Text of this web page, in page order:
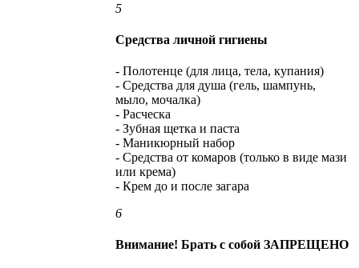
5
Средства личной гигиены
- Полотенце (для лица, тела, купания)
- Средства для душа (гель, шампунь,
мыло, мочалка)
- Расческа
- Зубная щетка и паста
- Маникюрный набор
- Средства от комаров (только в виде мази
или крема)
- Крем до и после загара
6
Внимание! Брать с собой ЗАПРЕЩЕНО